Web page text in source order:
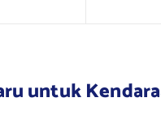
untuk